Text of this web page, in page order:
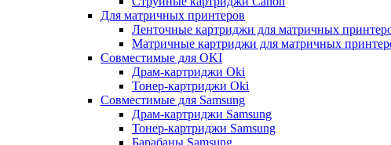
Для матричных принтеров
Ленточные картриджи для матричных
Матричные картриджи для матричных
Совместимые для OKI
Драм-картриджи Oki
Тонер-картриджи Oki
Совместимые для Samsung
Драм-картриджи Samsung
Тонер-картриджи Samsung
Барабаны Samsung